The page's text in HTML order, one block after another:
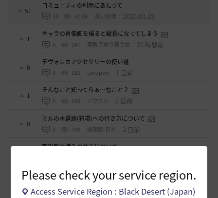
Please check your service region.
Access Service Region : Black Desert (Japan)
51
コミュニティの利用にあたって
18 47.8K 黒い砂漠 2020.03.25
1
キャラの肖像画を撮ると縦長になってしまう
0 247 無敵で踊り狂う女 21 時間前
0
デヴォレカアクセサリーの使い道
0 282 tanupon 1 日前
1
そんなこと知ってらぁ…なこと？
0 343 ノウワン 2 日前
0
ミルの木遺跡(狩場)への行き方について
0 399 威璃亜-日本 2 日前
取引所の購入の仕方について
9
エマ・バルタリの記録日誌 9～12章について
6 日前